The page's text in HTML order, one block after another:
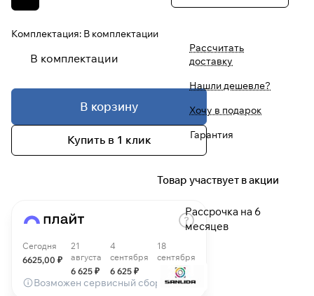
Комплектация: В комплектации
В комплектации
В корзину
Купить в 1 клик
Сегодня
6625,00 ₽
21
августа
6 625 ₽
4
сентября
6 625 ₽
18
сентября
6 625₽
Возможен сервисный сбор
Рассчитать
доставку
Нашли дешевле?
Хочу в подарок
Гарантия
Товар участвует в акции
Рассрочка на 6
месяцев
При оформлении заказа
Оплачивайте сегодня только25
картой любого банка
выбранный способом
Оставшиеся
% будут
списываться
с вашей карты
по25%каждые 2 недели